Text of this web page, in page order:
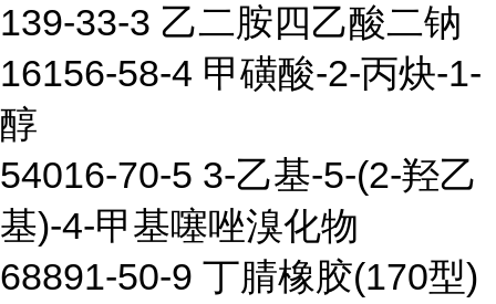
139-33-3 乙二胺四乙酸二钠
16156-58-4 甲磺酸-2-丙炔-1-
醇
54016-70-5 3-乙基-5-(2-羟乙
基)-4-甲基噻唑溴化物
68891-50-9 丁腈橡胶(170型)